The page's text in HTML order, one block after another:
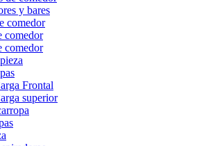
y bares
comedor
comedor
comedor
Frontal
superior